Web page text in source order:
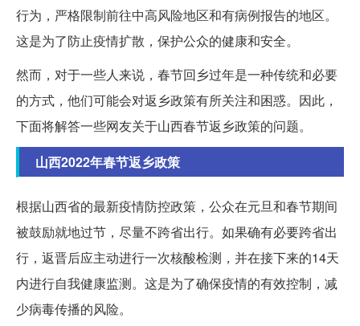
行为，严格限制前往中高风险地区和有病例报告的地区。
这是为了防止疫情扩散，保护公众的健康和安全。
然而，对于一些人来说，春节回乡过年是一种传统和必要
的方式，他们可能会对返乡政策有所关注和困惑。因此，
下面将解答一些网友关于山西春节返乡政策的问题。
山西2022年春节返乡政策
根据山西省的最新疫情防控政策，公众在元旦和春节期间
被鼓励就地过节，尽量不跨省出行。如果确有必要跨省出
行，返晋后应主动进行一次核酸检测，并在接下来的14天
内进行自我健康监测。这是为了确保疫情的有效控制，减
少病毒传播的风险。